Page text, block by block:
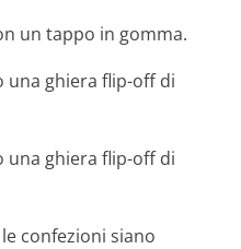
un tappo in gomma.
una ghiera flip-off di
una ghiera flip-off di
confezioni siano